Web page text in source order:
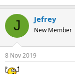
J Jefrey
New Member
8 Nov 2019